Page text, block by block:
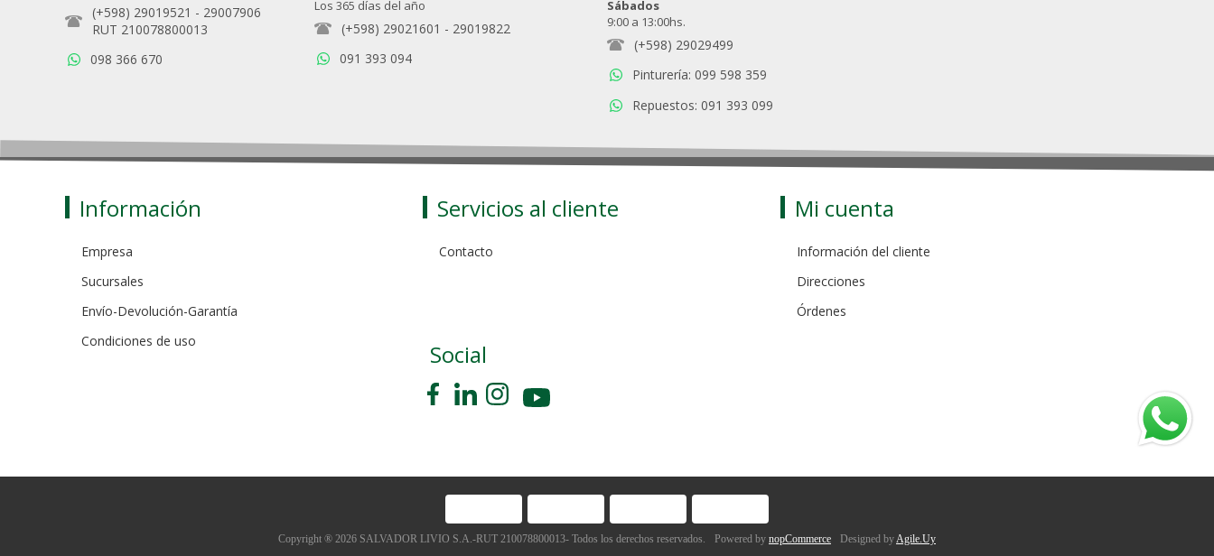
(+598) 29019521 - 29007906
RUT 210078800013
098 366 670
Los 365 días del año
(+598) 29021601 - 29019822
091 393 094
Sábados
9:00 a 13:00hs.
(+598) 29029499
Pinturería: 099 598 359
Repuestos: 091 393 099
Información
Empresa
Sucursales
Envío-Devolución-Garantía
Condiciones de uso
Servicios al cliente
Contacto
Mi cuenta
Información del cliente
Direcciones
Órdenes
Social
Copyright ® 2026 SALVADOR LIVIO S.A.-RUT 210078800013- Todos los derechos reservados. Powered by nopCommerce Designed by Agile.Uy